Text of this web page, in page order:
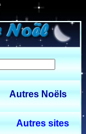
Autres Noëls
Autres sites